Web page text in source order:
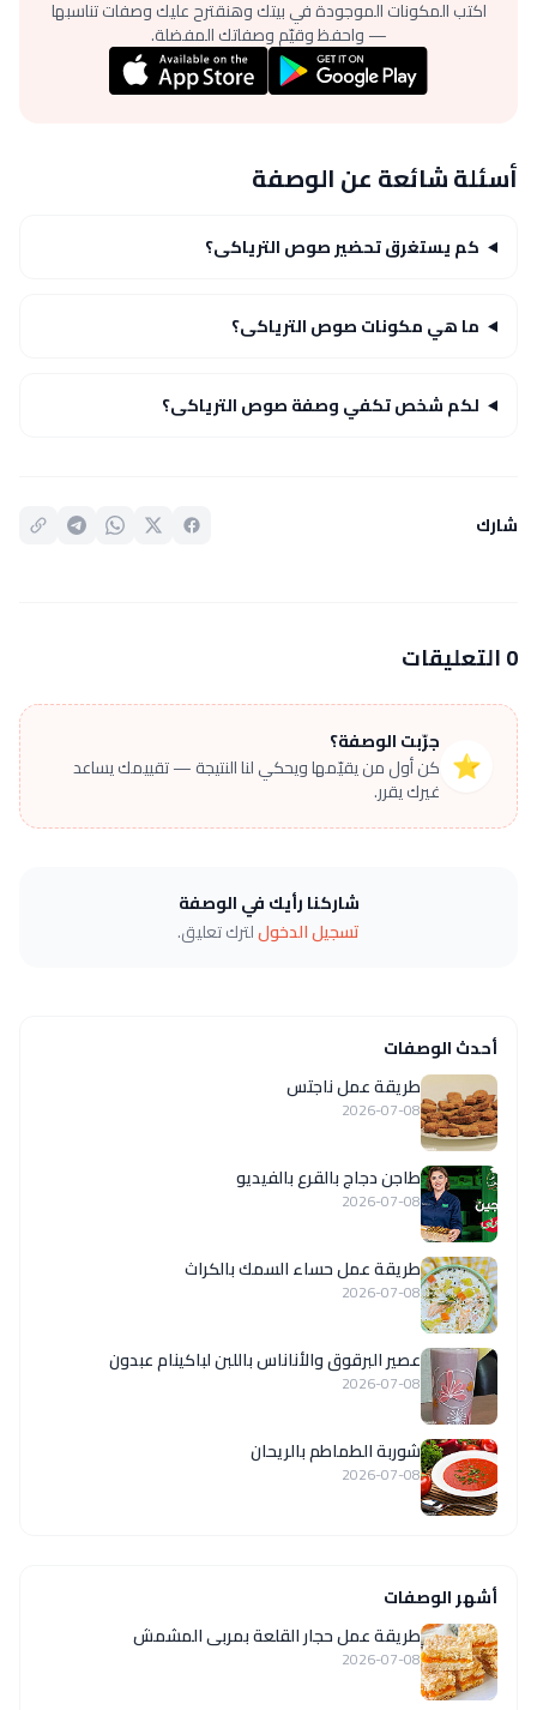
اكتب المكونات الموجودة في بيتك وهنقترح عليك وصفات تناسبها
— واحفظ وقيّم وصفاتك المفضلة.
أسئلة شائعة عن الوصفة
كم يستغرق تحضير صوص الترياكى؟
ما هي مكونات صوص الترياكى؟
لكم شخص تكفي وصفة صوص الترياكى؟
شارك
0 التعليقات
⭐
جرّبت الوصفة؟
كن أول من يقيّمها ويحكي لنا النتيجة — تقييمك يساعد
غيرك يقرر.
شاركنا رأيك في الوصفة
تسجيل الدخوللترك تعليق.
أحدث الوصفات
طريقة عمل ناجتس
2026-07-08
طاجن دجاج بالقرع بالفيديو
2026-07-08
طريقة عمل حساء السمك بالكراث
2026-07-08
عصير البرقوق والأناناس باللبن لباكينام عبدون
2026-07-08
شوربة الطماطم بالريحان
2026-07-08
أشهر الوصفات
طريقة عمل حجار القلعة بمربى المشمش
2026-07-08